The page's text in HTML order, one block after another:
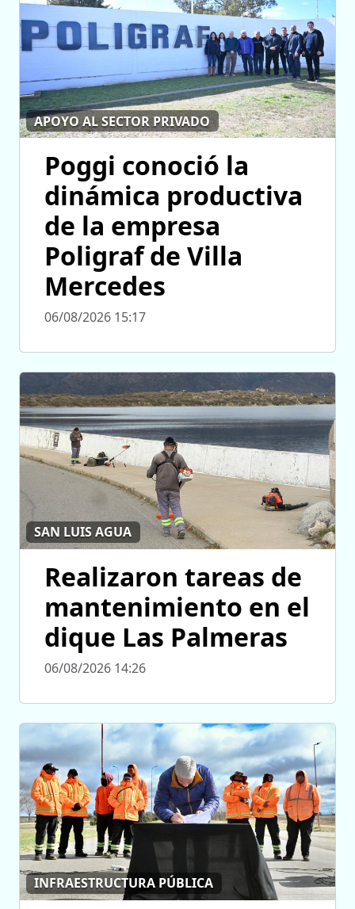
APOYO AL SECTOR PRIVADO
Poggi conoció la
dinámica productiva
de la empresa
Poligraf de Villa
Mercedes
06/08/2026 15:17
SAN LUIS AGUA
Realizaron tareas de
mantenimiento en el
dique Las Palmeras
06/08/2026 14:26
INFRAESTRUCTURA PÚBLICA